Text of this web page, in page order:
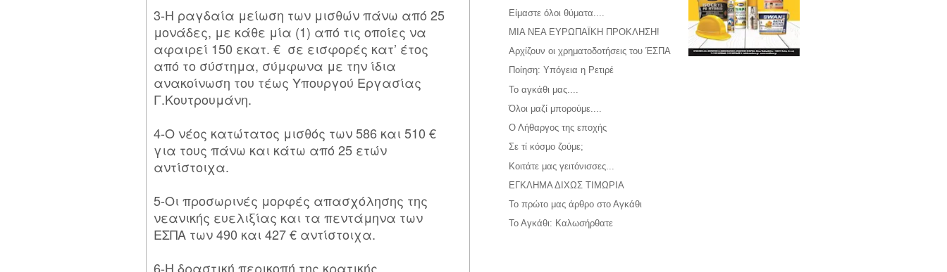
3-Η ραγδαία μείωση των μισθών πάνω από 25
μονάδες, με κάθε μία (1) από τις οποίες να
αφαιρεί 150 εκατ. € σε εισφορές κατ’ έτος
από το σύστημα, σύμφωνα με την ίδια
ανακοίνωση του τέως Υπουργού Εργασίας
Γ.Κουτρουμάνη.
4-Ο νέος κατώτατος μισθός των 586 και 510 €
για τους πάνω και κάτω από 25 ετών
αντίστοιχα.
5-Οι προσωρινές μορφές απασχόλησης της
νεανικής ευελιξίας και τα πεντάμηνα των
ΕΣΠΑ των 490 και 427 € αντίστοιχα.
6-Η δραστική περικοπή της κρατικής
Είμαστε όλοι θύματα....
ΜΙΑ ΝΕΑ ΕΥΡΩΠΑΪΚΗ ΠΡΟΚΛΗΣΗ!
Αρχίζουν οι χρηματοδοτήσεις του ΈΣΠΑ
Ποίηση: Υπόγεια η Ρετιρέ
Το αγκάθι μας....
Όλοι μαζί μπορούμε....
Ο Λήθαργος της εποχής
Σε τί κόσμο ζούμε;
Κοιτάτε μας γειτόνισσες...
ΕΓΚΛΗΜΑ ΔΙΧΩΣ ΤΙΜΩΡΙΑ
Το πρώτο μας άρθρο στο Αγκάθι
Το Αγκάθι: Καλωσήρθατε